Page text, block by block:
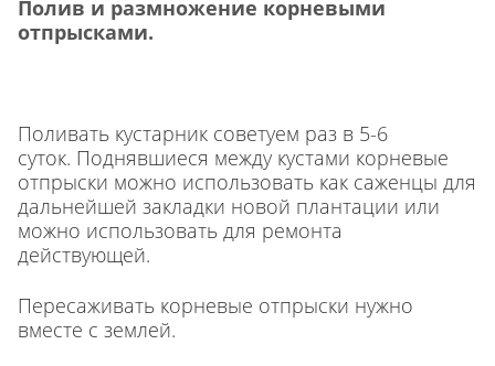
Полив и размножение корневыми
отпрысками.
Поливать кустарник советуем раз в 5-6
суток. Поднявшиеся между кустами корневые
отпрыски можно использовать как саженцы для
дальнейшей закладки новой плантации или
можно использовать для ремонта
действующей.
Пересаживать корневые отпрыски нужно
вместе с землей.